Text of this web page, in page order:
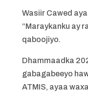
Wasiir Cawed
“Maraykanku ay
qaboojiyo.
Dhammaadka
gabagabeeyo
ATMIS, ayaa